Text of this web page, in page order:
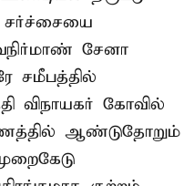
சர்ச்சையை
சேனா
சமீபத்தில்
விநாயகர் கோவில்
ஆண்டுதோறும்